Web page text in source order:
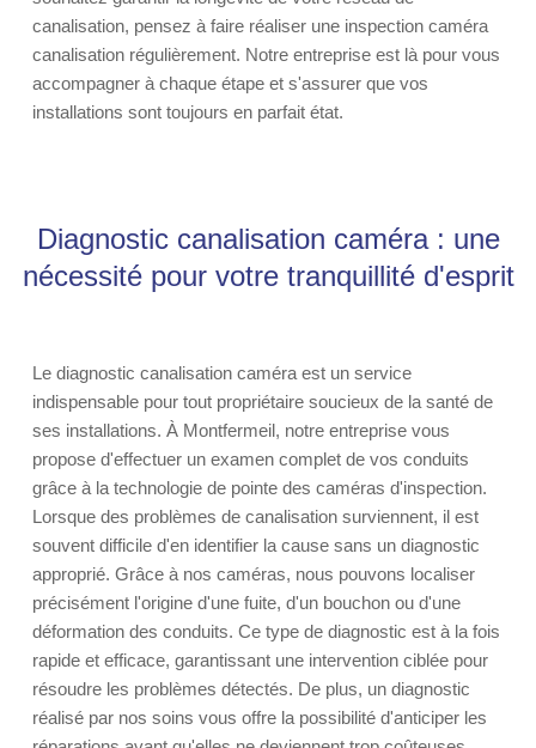
canalisation, pensez à faire réaliser une inspection caméra
canalisation régulièrement. Notre entreprise est là pour vous
accompagner à chaque étape et s'assurer que vos
installations sont toujours en parfait état.
Diagnostic canalisation caméra : une
nécessité pour votre tranquillité d'esprit
Le diagnostic canalisation caméra est un service
indispensable pour tout propriétaire soucieux de la santé de
ses installations. À Montfermeil, notre entreprise vous
propose d'effectuer un examen complet de vos conduits
grâce à la technologie de pointe des caméras d'inspection.
Lorsque des problèmes de canalisation surviennent, il est
souvent difficile d'en identifier la cause sans un diagnostic
approprié. Grâce à nos caméras, nous pouvons localiser
précisément l'origine d'une fuite, d'un bouchon ou d'une
déformation des conduits. Ce type de diagnostic est à la fois
rapide et efficace, garantissant une intervention ciblée pour
résoudre les problèmes détectés. De plus, un diagnostic
réalisé par nos soins vous offre la possibilité d'anticiper les